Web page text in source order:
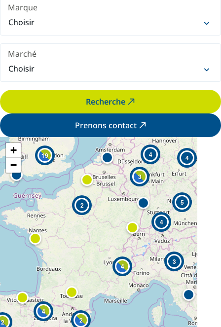
Marque
Choisir
Marché
Choisir
Recherche
Prenons contact
19
5
4
4
4
4
3
3
2 2
4
2
+
−